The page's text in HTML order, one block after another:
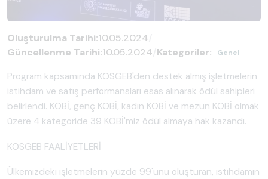
Oluşturulma Tarihi:10.05.2024
Güncellenme Tarihi:10.05.2024 Kategoriler: Genel
Program kapsamında KOSGEB'den destek almış işletmelerin
istihdam ve satış performansları esas alınarak ödül sahipleri
belirlendi. KOBİ, genç KOBİ, kadın KOBİ ve mezun KOBİ olmak
üzere 4 kategoride 39 KOBİ'miz ödül almaya hak kazandı.
KOSGEB FAALİYETLERİ
Ülkemizdeki işletmelerin yüzde 99'unu oluşturan, istihdamın